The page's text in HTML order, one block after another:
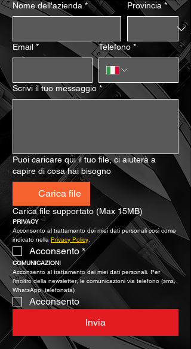
Nome dell'azienda * Provincia *
Email * Telefono *
Scrivi il tuo messaggio *
Puoi caricare qui il tuo file, ci aiuterà a
capire di cosa hai bisogno
Carica file
Carica file supportato (Max 15MB)
PRIVACY
Acconsento al trattamento dei miei dati personali così come
indicato nella Privacy Policy.
Acconsento *
COMUNICAZIONI
Acconsento al trattamento dei miei dati personali. Per
l’inoltro della newsletter, le comunicazioni via telefono (sms,
WhatsApp, telefonata)
Acconsento
Invia